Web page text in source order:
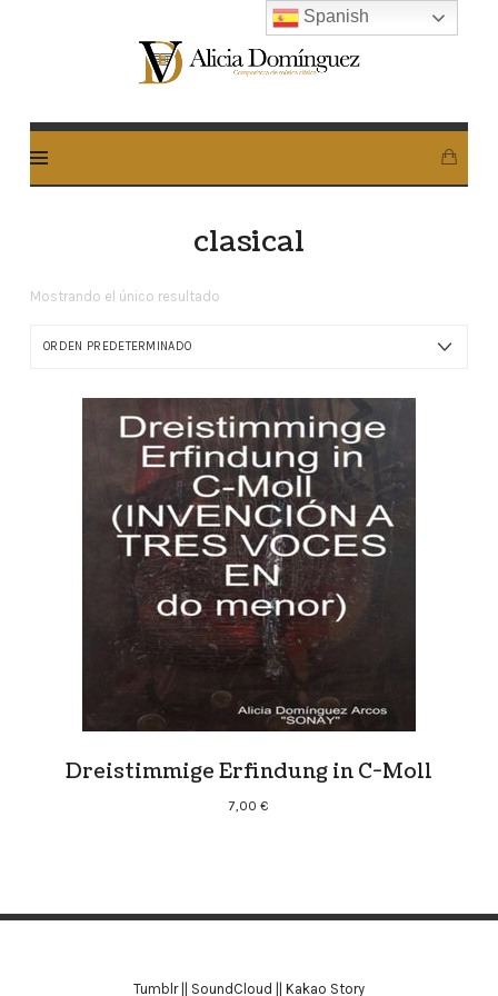
Alicia
Dominguez
clasical
Mostrando el único resultado
Dreistimmige Erfindung in C-Moll
7,00€
Tumblr|| SoundCloud || Kakao Story
Spanish